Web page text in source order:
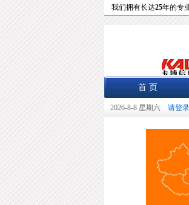
我们拥有长达25年的专
首 页
2026-8-8 星期六 请登录